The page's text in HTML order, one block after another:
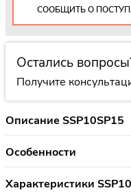
СООБЩИТЬ О
Остались
Получите
Описание SSP10SP15
Особенности
Характеристики